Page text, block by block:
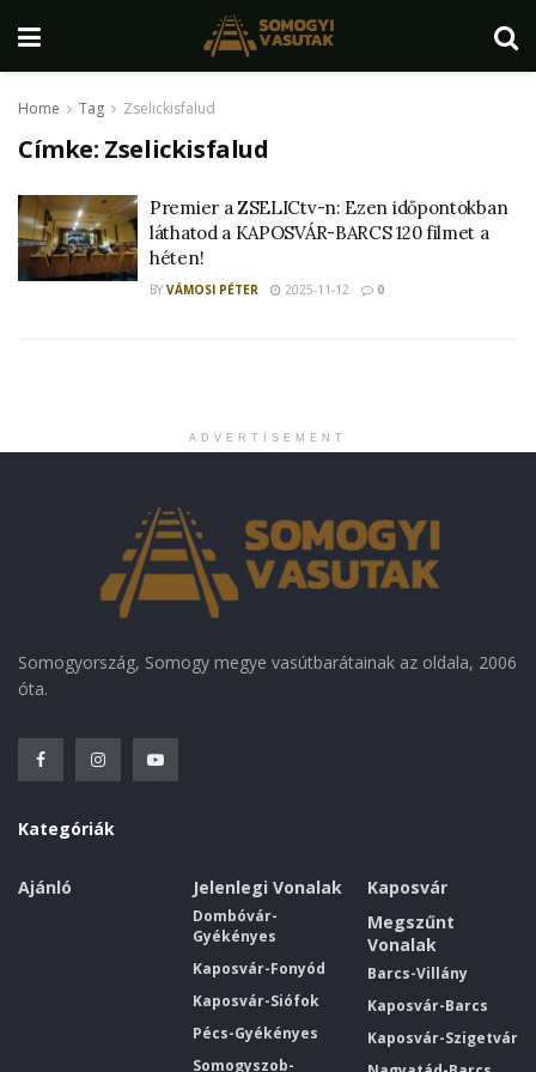
Home Tag Zselickisfalud
Címke: Zselickisfalud
Premier a ZSELICtv-n: Ezen időpontokban
láthatod a KAPOSVÁR-BARCS 120 filmet a
héten!
BY VÁMOSI PÉTER 2025-11-12 0
ADVERTISEMENT
Somogyország, Somogy megye vasútbarátainak az oldala, 2006
óta.
Kategóriák
Ajánló Jelenlegi Vonalak
Dombóvár-
Gyékényes
Kaposvár-Fonyód
Kaposvár-Siófok
Pécs-Gyékényes
Somogyszob-
Kaposvár
Megszűnt
Vonalak
Barcs-Villány
Kaposvár-Barcs
Kaposvár-Szigetvár